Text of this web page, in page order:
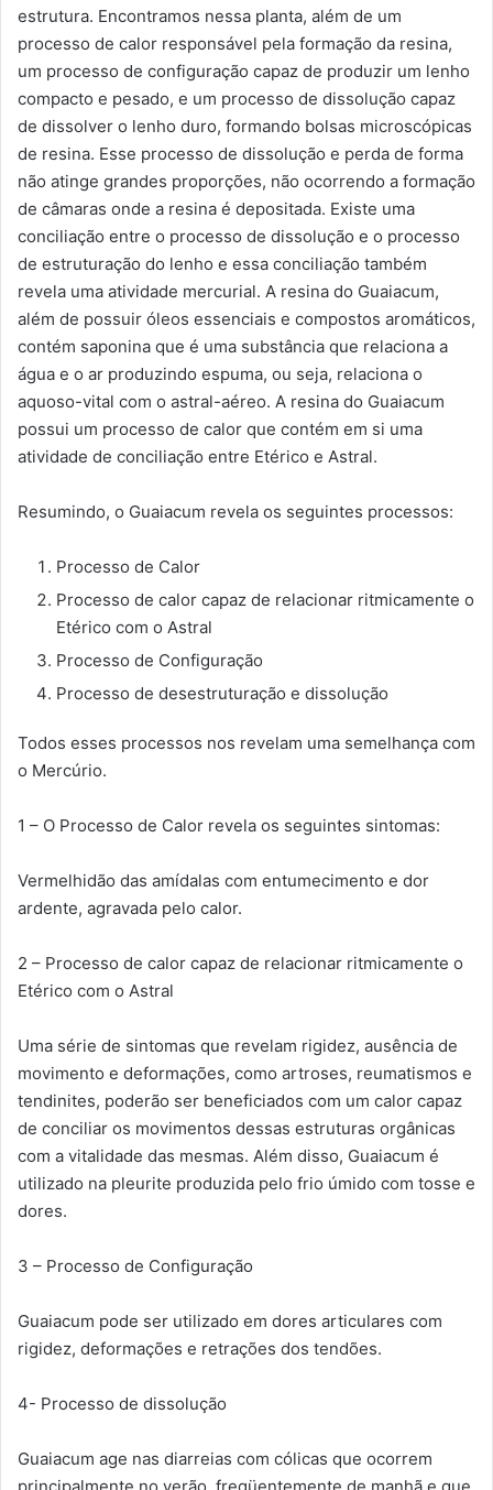
estrutura. Encontramos nessa planta, além de um
processo de calor responsável pela formação da resina,
um processo de configuração capaz de produzir um lenho
compacto e pesado, e um processo de dissolução capaz
de dissolver o lenho duro, formando bolsas microscópicas
de resina. Esse processo de dissolução e perda de forma
não atinge grandes proporções, não ocorrendo a formação
de câmaras onde a resina é depositada. Existe uma
conciliação entre o processo de dissolução e o processo
de estruturação do lenho e essa conciliação também
revela uma atividade mercurial. A resina do Guaiacum,
além de possuir óleos essenciais e compostos aromáticos,
contém saponina que é uma substância que relaciona a
água e o ar produzindo espuma, ou seja, relaciona o
aquoso-vital com o astral-aéreo. A resina do Guaiacum
possui um processo de calor que contém em si uma
atividade de conciliação entre Etérico e Astral.
Resumindo, o Guaiacum revela os seguintes processos:
Processo de Calor
Processo de calor capaz de relacionar ritmicamente o
Etérico com o Astral
Processo de Configuração
Processo de desestruturação e dissolução
Todos esses processos nos revelam uma semelhança com
o Mercúrio.
1 – O Processo de Calor revela os seguintes sintomas:
Vermelhidão das amídalas com entumecimento e dor
ardente, agravada pelo calor.
2 – Processo de calor capaz de relacionar ritmicamente o
Etérico com o Astral
Uma série de sintomas que revelam rigidez, ausência de
movimento e deformações, como artroses, reumatismos e
tendinites, poderão ser beneficiados com um calor capaz
de conciliar os movimentos dessas estruturas orgânicas
com a vitalidade das mesmas. Além disso, Guaiacum é
utilizado na pleurite produzida pelo frio úmido com tosse e
dores.
3 – Processo de Configuração
Guaiacum pode ser utilizado em dores articulares com
rigidez, deformações e retrações dos tendões.
4- Processo de dissolução
Guaiacum age nas diarreias com cólicas que ocorrem